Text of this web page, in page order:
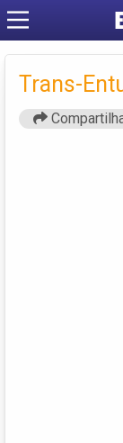
Trans-